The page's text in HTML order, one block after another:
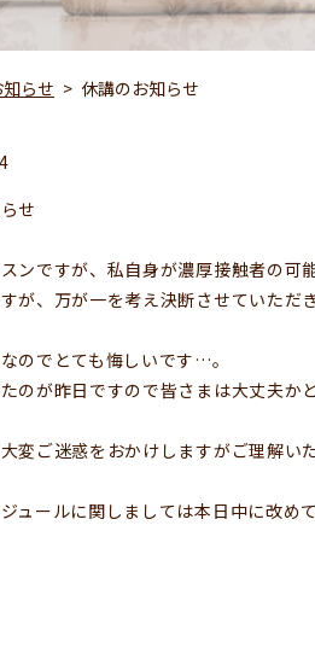
知らせ 休講のお知らせ
せ
ンですが、私自身が濃厚接触者の
が、万が一を考え決断させていただ
のでとても悔しいです…。
のが昨日ですので皆さまは大丈夫か
変ご迷惑をおかけしますがご理解い
ュールに関しましては本日中に改め